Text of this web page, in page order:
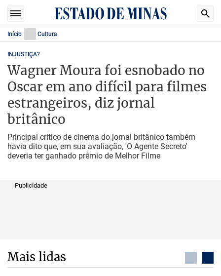
Início Cultura
INJUSTIÇA?
Wagner Moura foi esnobado no
Oscar em ano difícil para filmes
estrangeiros, diz jornal
britânico
Principal crítico de cinema do jornal britânico também
havia dito que, em sua avaliação, 'O Agente Secreto'
deveria ter ganhado prêmio de Melhor Filme
Publicidade
Mais lidas